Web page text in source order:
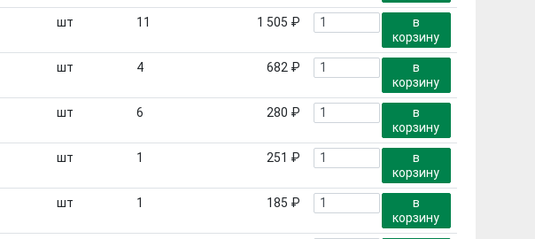
шт 11 1 505 ₽
в
корзину
шт 4 682 ₽
в
корзину
шт 6 280 ₽
в
корзину
шт 1 251 ₽
в
корзину
шт 1 185 ₽
в
корзину